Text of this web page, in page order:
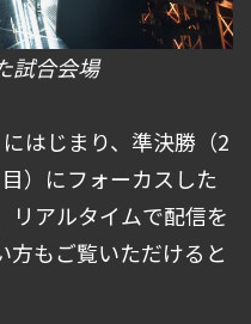
試合会場
はじまり、準決勝（2
）にフォーカスした
リアルタイムで配信を
方もご覧いただけると